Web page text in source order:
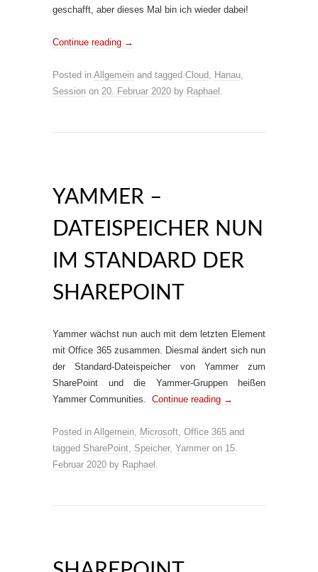
geschafft, aber dieses Mal bin ich wieder dabei!
Continue reading →
Posted in Allgemein and tagged Cloud, Hanau,
Session on 20. Februar 2020 by Raphael .
YAMMER –
DATEISPEICHER NUN
IM STANDARD DER
SHAREPOINT
Yammer wächst nun auch mit dem letzten Element
mit Office 365 zusammen. Diesmal ändert sich nun
der Standard-Dateispeicher von Yammer zum
SharePoint und die Yammer-Gruppen heißen
Yammer Communities. Continue reading →
Posted in Allgemein, Microsoft, Office 365 and
tagged SharePoint, Speicher, Yammer on 15.
Februar 2020 by Raphael .